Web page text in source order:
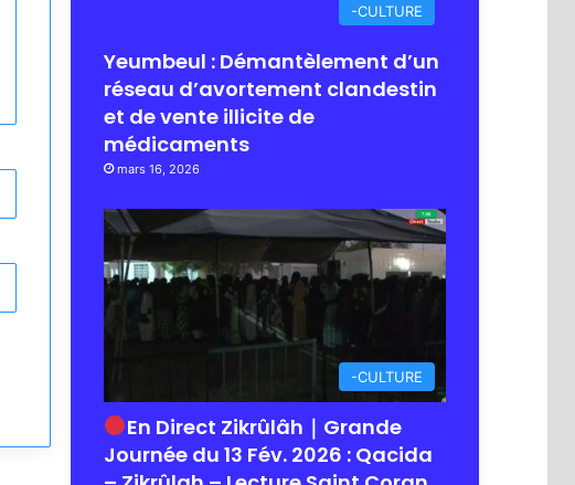
-CULTURE
Yeumbeul : Démantèlement d’un
réseau d’avortement clandestin
et de vente illicite de
médicaments
mars 16, 2026
-CULTURE
En Direct Zikrûlâh｜Grande
Journée du 13 Fév. 2026 : Qacida